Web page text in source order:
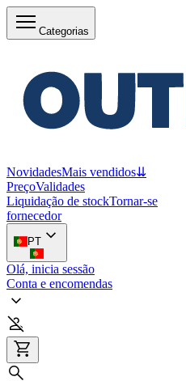
Categorias
NovidadesMais vendidos⇊
PreçoValidades
Liquidação de stockTornar-se
fornecedor
PT
Olá, inicia sessão
Conta e encomendas